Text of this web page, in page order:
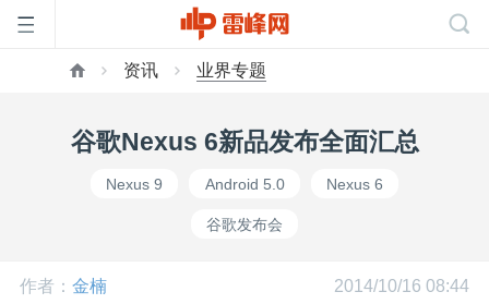
峰
资讯 业界专题
谷歌Nexus 6新品发布全面汇总
Nexus 9 Android 5.0 Nexus 6
谷歌发布会
作者： 金楠 2014/10/16 08:44